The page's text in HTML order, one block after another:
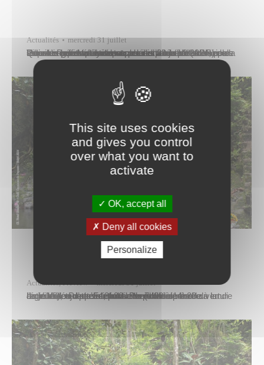
Actualités mercredi 31 juillet
Quinze agents polyvalents de restauration (APR) de la Ville de Papeete étaient accueillis à la salle municipale Punahere de Vaitavatava ce lundi 29 juillet 2024, pour recevoir une formation sur les activités périscolaires. Ils ont en effet été retenus pour encadrer et animer les activités périscolaires proposées par la Ville de Papeete les mercredis et…
Actualités,Preview mercredi 31 juillet
La Ville de Papeete informe le public de la réouverture de la Vallée de la Fautaua. Pour obtenir une autorisation d’accès, vous devez vous rendre à la régie des recettes de la mairie (située près de l’accueil), ouverte au public de 7h30 à 14h30 du lundi au jeudi, et jusqu’à 13h30 le vendredi.
This site uses cookies
and gives you control
over what you want to
activate
OK, accept all
Deny all cookies
Personalize